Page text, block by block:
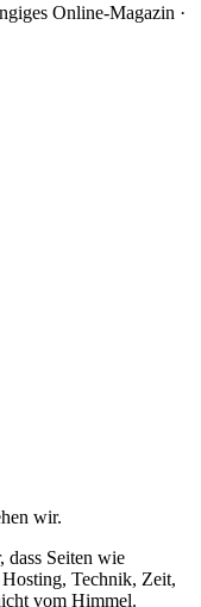
Online-Magazin ·
wir.
dass Seiten wie
Technik, Zeit,
vom Himmel.